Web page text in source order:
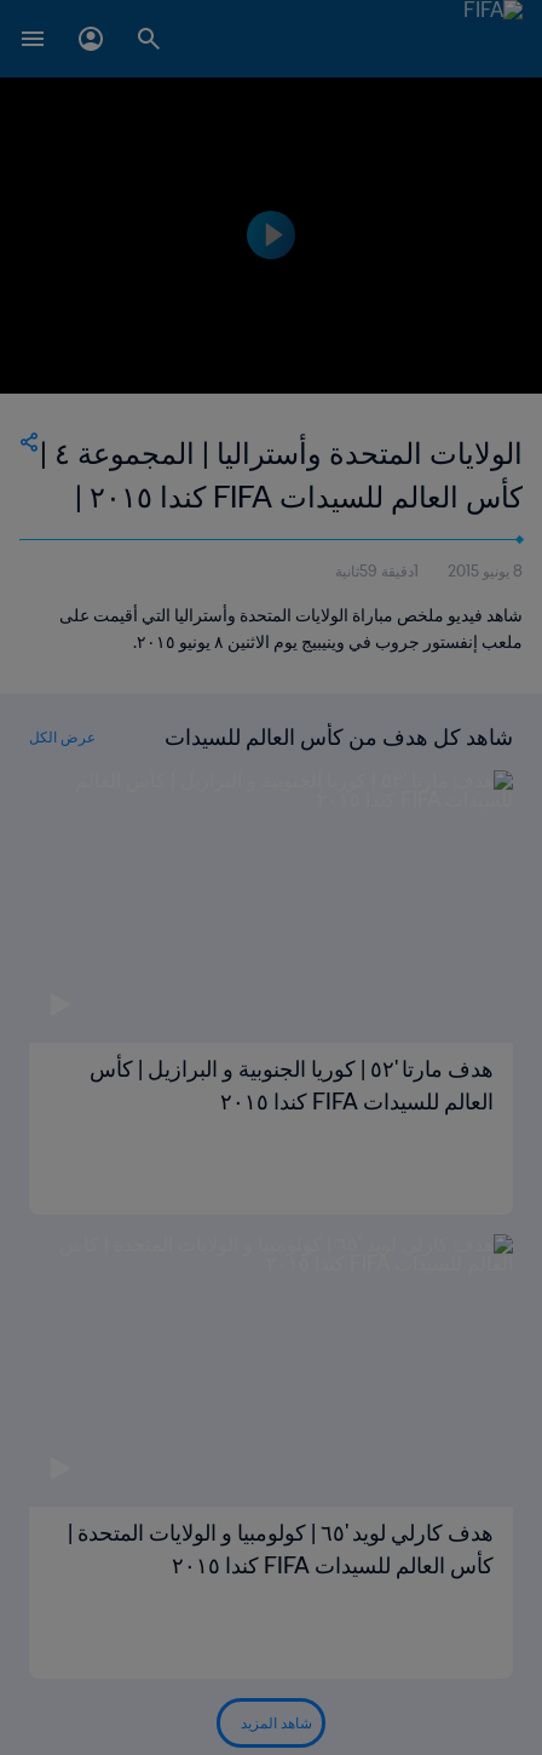
الولايات المتحدة وأستراليا | المجموعة ٤ |
كأس العالم للسيدات FIFA كندا ٢٠١٥ |
فيديو ملخص
8 يونيو 2015 1دقيقة 59ثانية
شاهد فيديو ملخص مباراة الولايات المتحدة وأستراليا التي أقيمت على
ملعب إنفستور جروب في وينيبيج يوم الاثنين ٨ يونيو ٢٠١٥.
شاهد كل هدف من كأس العالم للسيدات
FIFA كندا ٢٠١٥
عرض الكل
هدف مارتا '٥٢ | كوريا الجنوبية و البرازيل | كأس
العالم للسيدات FIFA كندا ٢٠١٥
هدف كارلي لويد '٦٥ | كولومبيا و الولايات المتحدة |
كأس العالم للسيدات FIFA كندا ٢٠١٥
شاهد المزيد